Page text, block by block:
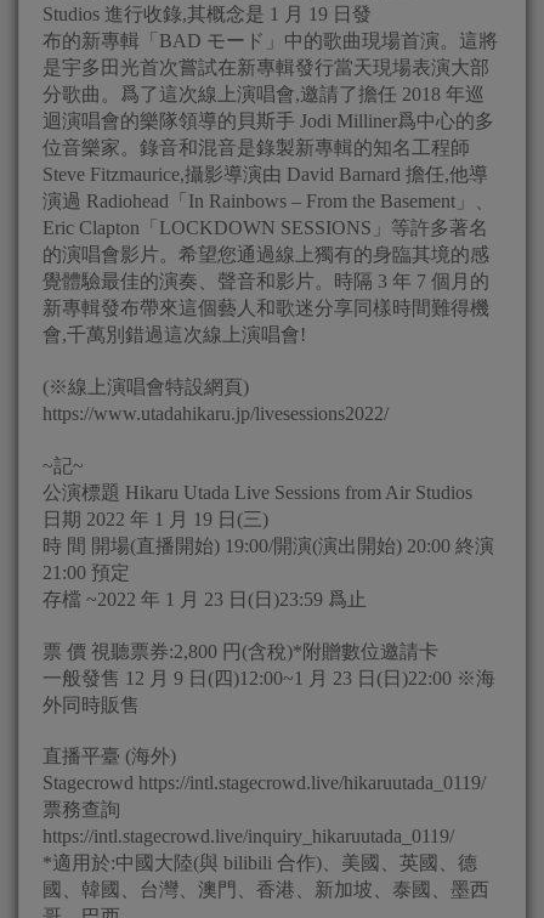
Studios 進行收錄,其概念是 1 月 19 日發
布的新專輯「BAD モード」中的歌曲現場首演。這將
是宇多田光首次嘗試在新專輯發行當天現場表演大部
分歌曲。爲了這次線上演唱會,邀請了擔任 2018 年巡
迴演唱會的樂隊領導的貝斯手 Jodi Milliner爲中心的多
位音樂家。錄音和混音是錄製新專輯的知名工程師
Steve Fitzmaurice,攝影導演由 David Barnard 擔任,他導
演過 Radiohead「In Rainbows – From the Basement」、
Eric Clapton「LOCKDOWN SESSIONS」等許多著名
的演唱會影片。希望您通過線上獨有的身臨其境的感
覺體驗最佳的演奏、聲音和影片。時隔 3 年 7 個月的
新專輯發布帶來這個藝人和歌迷分享同樣時間難得機
會,千萬別錯過這次線上演唱會!
(※線上演唱會特設網頁)
https://www.utadahikaru.jp/livesessions2022/
~記~
公演標題 Hikaru Utada Live Sessions from Air Studios
日期 2022 年 1 月 19 日(三)
時 間 開場(直播開始) 19:00/開演(演出開始) 20:00 終演
21:00 預定
存檔 ~2022 年 1 月 23 日(日)23:59 爲止
票 價 視聽票券:2,800 円(含稅)*附贈數位邀請卡
一般發售 12 月 9 日(四)12:00~1 月 23 日(日)22:00 ※海
外同時販售
直播平臺 (海外)
Stagecrowd https://intl.stagecrowd.live/hikaruutada_0119/
票務查詢
https://intl.stagecrowd.live/inquiry_hikaruutada_0119/
*適用於:中國大陸(與 bilibili 合作)、美國、英國、德
國、韓國、台灣、澳門、香港、新加坡、泰國、墨西